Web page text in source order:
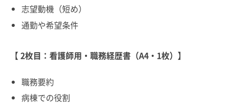
志望動機（短め）
通勤や希望条件
【 2枚目：看護師用・職務経歴書（A4・1枚）】
職務要約
病棟での役割